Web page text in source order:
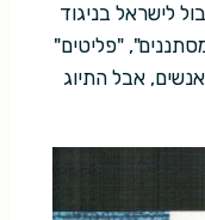
לישראל בניגוד
"פליטים"
אבל התיוג